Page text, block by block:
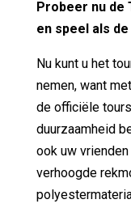
Probeer nu de
en speel als
Nu kunt u het
nemen, want
de officiële
duurzaamheid
ook uw
verhoogde